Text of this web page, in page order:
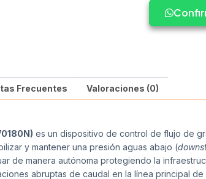
Frecuentes Valoraciones (0)
es un dispositivo de control de flujo de
y mantener una presión aguas abajo (
de manera autónoma protegiendo la
abruptas de caudal en la línea principal de